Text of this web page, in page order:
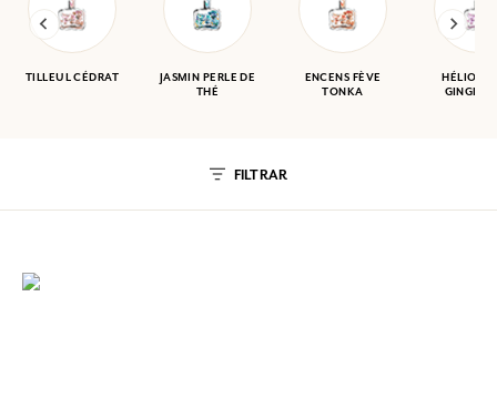
TILLEUL CÉDRAT
JASMIN PERLE DE
THÉ
ENCENS FÈVE
TONKA
FILTRAR